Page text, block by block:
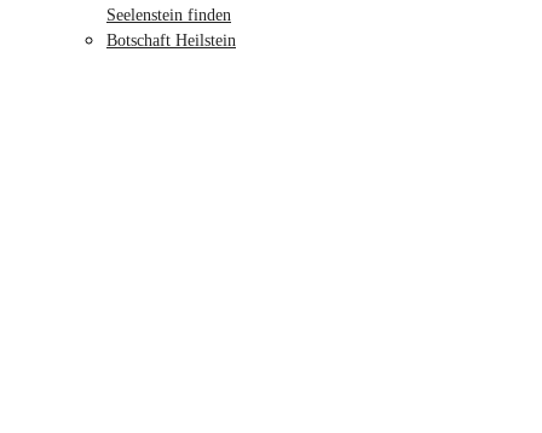
Seelenstein finden
Botschaft Heilstein